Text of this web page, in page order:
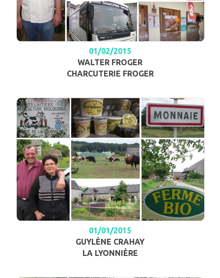
01/02/2015
WALTER FROGER
CHARCUTERIE FROGER
01/01/2015
GUYLÈNE CRAHAY
LA LYONNIÈRE